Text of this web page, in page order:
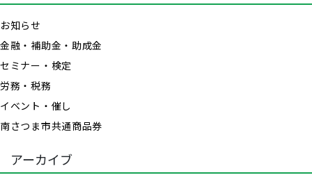
お知らせ
金融・補助金・助成金
セミナー・検定
労務・税務
イベント・催し
南さつま市共通商品券
アーカイブ